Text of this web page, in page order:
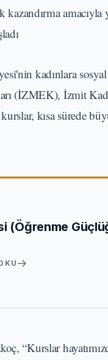
kazandırma
kadınlara
(İZMEK), İzmit
kısa sürede
(Öğrenme
“Kurslar